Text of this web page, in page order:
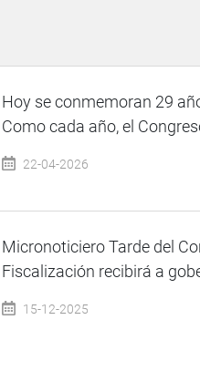
Hoy se conmemoran 29
Como cada año, el
22-04-2026
Micronoticiero Tarde del
Fiscalización recibirá a
15-12-2025